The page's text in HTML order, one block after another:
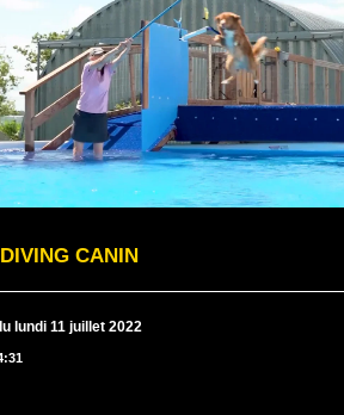
CANIN
lundi 11 juillet 2022